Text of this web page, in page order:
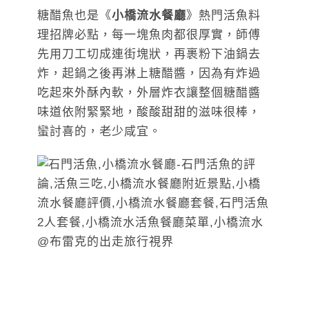
糖醋魚也是《小橋流水餐廳》熱門活魚料
理招牌必點，每一塊魚肉都很厚實，師傅
先用刀工切成連街塊狀，再裹粉下油鍋去
炸，起鍋之後再淋上糖醋醬，因為有炸過
吃起來外酥內軟，外層炸衣讓整個糖醋醬
味道依附緊緊地，酸酸甜甜的滋味很棒，
蠻討喜的，老少咸宜。